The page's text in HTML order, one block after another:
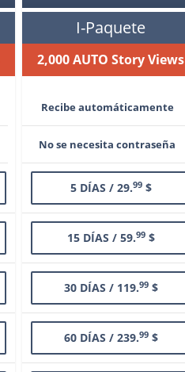
I-Paquete
2,000 AUTO Story Views
Recibe automáticamente
No se necesita contraseña
5 DÍAS / 29.99$
15 DÍAS / 59.99$
30 DÍAS / 119.99$
60 DÍAS / 239.99$